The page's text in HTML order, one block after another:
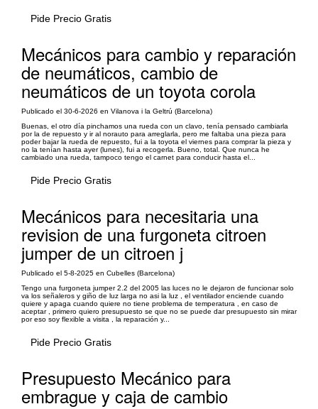
Pide Precio Gratis
Mecánicos para cambio y reparación
de neumáticos, cambio de
neumáticos de un toyota corola
Publicado el 30-6-2026 en Vilanova i la Geltrú (Barcelona)
Buenas, el otro día pinchamos una rueda con un clavo, tenía pensado cambiarla
por la de repuesto y ir al norauto para arreglarla, pero me faltaba una pieza para
poder bajar la rueda de repuesto, fui a la toyota el viernes para comprar la pieza y
no la tenían hasta ayer (lunes), fui a recogerla. Bueno, total. Que nunca he
cambiado una rueda, tampoco tengo el carnet para conducir hasta el...
Pide Precio Gratis
Mecánicos para necesitaria una
revision de una furgoneta citroen
jumper de un citroen j
Publicado el 5-8-2025 en Cubelles (Barcelona)
Tengo una furgoneta jumper 2.2 del 2005 las luces no le dejaron de funcionar solo
va los señaleros y giño de luz larga no asi la luz , el ventilador enciende cuando
quiere y apaga cuando quiere no tiene problema de temperatura , en caso de
aceptar , primero quiero presupuesto se que no se puede dar presupuesto sin mirar
por eso soy flexible a visita , la reparación y...
Pide Precio Gratis
Presupuesto Mecánico para
embrague y caja de cambio